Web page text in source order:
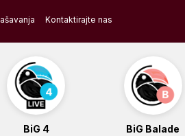
Kontaktirajte nas
BiG 4 BiG Balade